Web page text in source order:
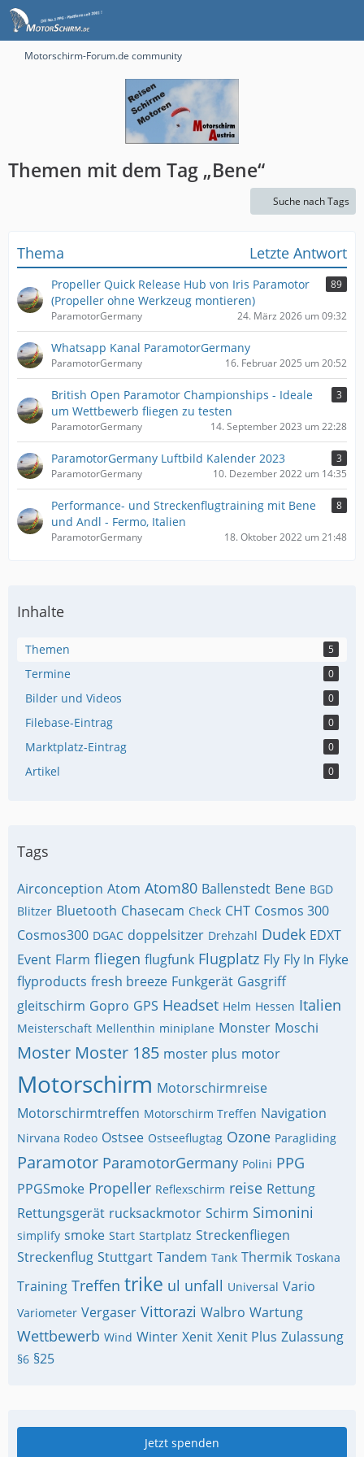
Motorschirm-Forum.de community
Themen mit dem Tag „Bene“
Suche nach Tags
Thema Letzte Antwort
Propeller Quick Release Hub von Iris Paramotor
(Propeller ohne Werkzeug montieren)
89
ParamotorGermany 24. März 2026 um 09:32
Whatsapp Kanal ParamotorGermany
ParamotorGermany 16. Februar 2025 um 20:52
British Open Paramotor Championships - Ideale
um Wettbewerb fliegen zu testen
3
ParamotorGermany 14. September 2023 um 22:28
ParamotorGermany Luftbild Kalender 2023
3
ParamotorGermany
10. Dezember 2022 um 14:35
Performance- und Streckenflugtraining mit Bene
und Andl - Fermo, Italien
8
ParamotorGermany 18. Oktober 2022 um 21:48
Inhalte
Themen 5
Termine 0
Bilder und Videos 0
Filebase-Eintrag 0
Marktplatz-Eintrag 0
Artikel 0
Tags
Airconception Atom Atom80 Ballenstedt Bene BGD
Blitzer Bluetooth Chasecam Check CHT Cosmos 300
Cosmos300 DGAC doppelsitzer Drehzahl Dudek EDXT
Event Flarm fliegen flugfunk Flugplatz Fly Fly In Flyke
flyproducts fresh breeze Funkgerät Gasgriff
gleitschirm Gopro GPS Headset Helm Hessen Italien
Meisterschaft Mellenthin miniplane Monster Moschi
Moster Moster 185 moster plus motor
Motorschirm Motorschirmreise
Motorschirmtreffen Motorschirm Treffen Navigation
Nirvana Rodeo Ostsee Ostseeflugtag Ozone Paragliding
Paramotor ParamotorGermany Polini PPG
PPGSmoke Propeller Reflexschirm reise Rettung
Rettungsgerät rucksackmotor Schirm Simonini
simplify smoke Start Startplatz Streckenfliegen
Streckenflug Stuttgart Tandem Tank Thermik Toskana
Training Treffen trike ul unfall Universal Vario
Variometer Vergaser Vittorazi Walbro Wartung
Wettbewerb Wind Winter Xenit Xenit Plus Zulassung
§6 §25
Jetzt spenden